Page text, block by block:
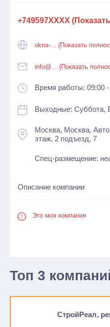
+749597XXXX
okna-... (Показать
info@... (Показать
Время работы: 09:00
Выходные: Суббота,
Москва, Москва,
этаж, 2 подъезд, 7
Спец-размещение:
Описание компании
Это моя компания
Топ 3
СтройРеал,